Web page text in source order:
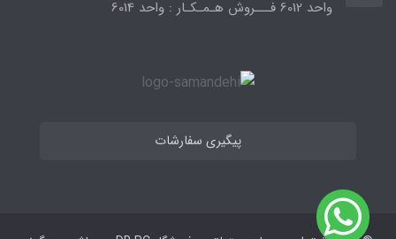
واحد 6012 فـــروش هـمـکـار : واحد 6014
پیگیری سفارشات